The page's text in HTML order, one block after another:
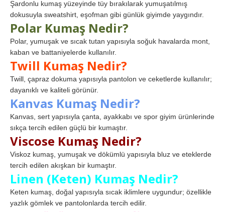
Şardonlu kumaş yüzeyinde tüy bırakılarak yumuşatılmış
dokusuyla sweatshirt, eşofman gibi günlük giyimde yaygındır.
Polar Kumaş Nedir?
Polar, yumuşak ve sıcak tutan yapısıyla soğuk havalarda mont,
kaban ve battaniyelerde kullanılır.
Twill Kumaş Nedir?
Twill, çapraz dokuma yapısıyla pantolon ve ceketlerde kullanılır;
dayanıklı ve kaliteli görünür.
Kanvas Kumaş Nedir?
Kanvas, sert yapısıyla çanta, ayakkabı ve spor giyim ürünlerinde
sıkça tercih edilen güçlü bir kumaştır.
Viscose Kumaş Nedir?
Viskoz kumaş, yumuşak ve dökümlü yapısıyla bluz ve eteklerde
tercih edilen akışkan bir kumaştır.
Linen (Keten) Kumaş Nedir?
Keten kumaş, doğal yapısıyla sıcak iklimlere uygundur; özellikle
yazlık gömlek ve pantolonlarda tercih edilir.